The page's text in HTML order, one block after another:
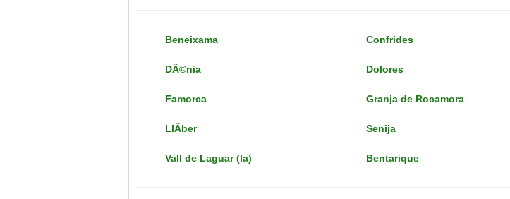
Beneixama Confrides
DÃ©nia Dolores
Famorca Granja de Rocamora
LlÃ­ber Senija
Vall de Laguar (la) Bentarique